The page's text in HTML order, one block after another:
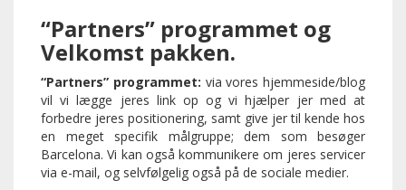
“Partners” programmet og
Velkomst pakken.
“Partners” programmet: via vores hjemmeside/blog
vil vi lægge jeres link op og vi hjælper jer med at
forbedre jeres positionering, samt give jer til kende hos
en meget specifik målgruppe; dem som besøger
Barcelona. Vi kan også kommunikere om jeres servicer
via e-mail, og selvfølgelig også på de sociale medier.